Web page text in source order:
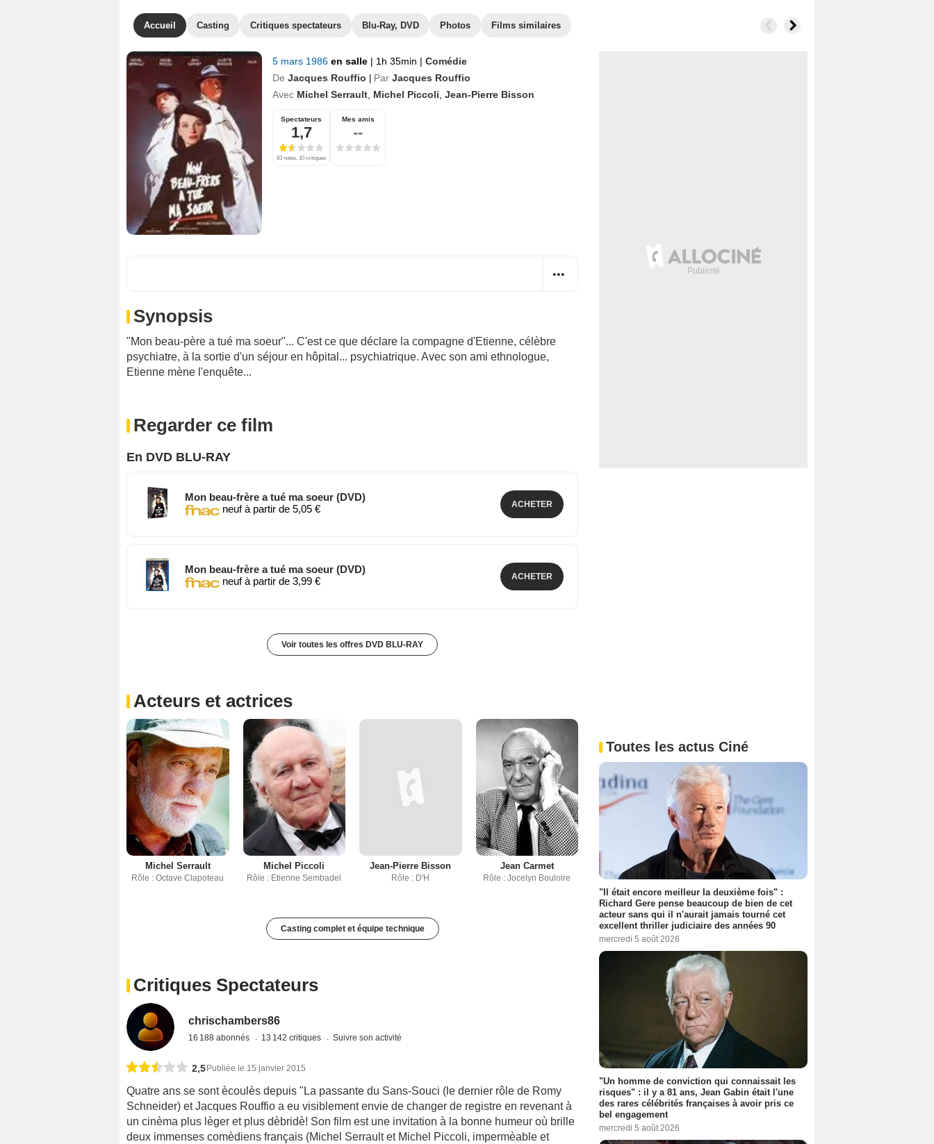
Accueil Casting Critiques spectateurs Blu-Ray, DVD Photos Films similaires
5 mars 1986 en salle | 1h 35min | Comédie
De Jacques Rouffio Par Jacques Rouffio
Avec Michel Serrault Michel Piccoli Jean-Pierre Bisson
Spectateurs
1,7
63 notes, 10 critiques
Mes amis
--
Synopsis
"Mon beau-père a tué ma soeur"... C'est ce que déclare la compagne d'Etienne, célèbre
psychiatre, à la sortie d'un séjour en hôpital... psychiatrique. Avec son ami ethnologue,
Etienne mène l'enquête...
Regarder ce film
En DVD BLU-RAY
Mon beau-frère a tué ma soeur (DVD)
neuf à partir de 5,05 €
ACHETER
Mon beau-frère a tué ma soeur (DVD)
neuf à partir de 3,99 €
ACHETER
Voir toutes les offres DVD BLU-RAY
Acteurs et actrices
Michel Serrault
Rôle : Octave Clapoteau
Michel Piccoli
Rôle : Etienne Sembadel
Jean-Pierre Bisson
Rôle : D'H
Jean Carmet
Rôle : Jocelyn Bouloire
Casting complet et équipe technique
Critiques Spectateurs
chrischambers86
16 188 abonnés 13 142 critiques Suivre son activité
2,5 Publiée le 15 janvier 2015
Quatre ans se sont ècoulès depuis "La passante du Sans-Souci (le dernier rôle de Romy
Schneider) et Jacques Rouffio a eu visiblement envie de changer de registre en revenant à
un cinèma plus lèger et plus dèbridè! Son film est une invitation à la bonne humeur où brille
deux immenses comèdiens français (Michel Serrault et Michel Piccoli, impermèable et
Toutes les actus Ciné
"Il était encore meilleur la deuxième fois" :
Richard Gere pense beaucoup de bien de cet
acteur sans qui il n'aurait jamais tourné cet
excellent thriller judiciaire des années 90
mercredi 5 août 2026
"Un homme de conviction qui connaissait les
risques" : il y a 81 ans, Jean Gabin était l'une
des rares célébrités françaises à avoir pris ce
bel engagement
mercredi 5 août 2026